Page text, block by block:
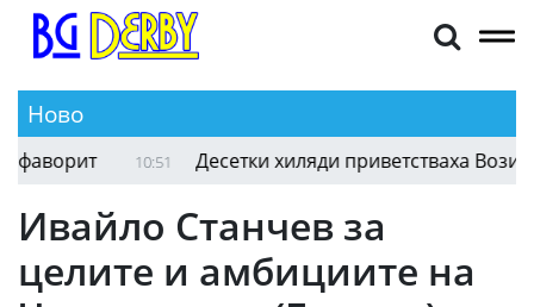
Ново
Десетки хиляди приветстваха Возиня
Ивайло Станчев за
целите и амбициите на